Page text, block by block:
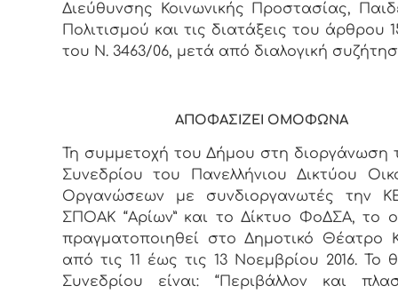
Διεύθυνσης Κοινωνικής Προστασίας,
Πολιτισμού και τις διατάξεις του άρθρου
του Ν. 3463/06, μετά από διαλογική
ΑΠΟΦΑΣΙΖΕΙ ΟΜΟΦΩΝΑ
Τη συμμετοχή του Δήμου στη διοργάνωση
Συνεδρίου του Πανελλήνιου Δικτύου
Οργανώσεων με συνδιοργανωτές την
ΣΠΟΑΚ “Αρίων” και το Δίκτυο ΦοΔΣΑ, το
πραγματοποιηθεί στο Δημοτικό Θέατρο
από τις 11 έως τις 13 Νοεμβρίου 2016. Το
Συνεδρίου είναι: “Περιβάλλον και